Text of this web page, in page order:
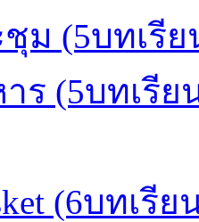
ม (5บทเรีย
ร (5บทเรีย
(6บทเรีย